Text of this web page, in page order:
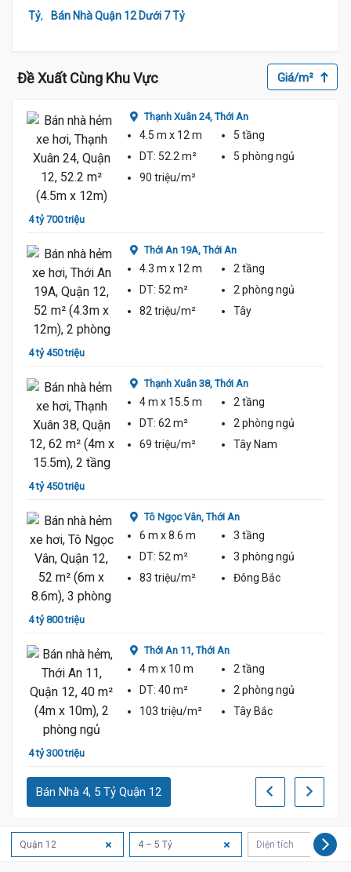
4.7 Tỷ
Tỷ, Bán Nhà Quận 12 Dưới 7 Tỷ
Đề Xuất Cùng Khu Vực Giá/m²
4 tỷ 700 triệu
Thạnh Xuân 24,Thới An
4.5 m x 12 m
5 tầng
DT: 52.2 m² 5 phòng ngủ
90 triệu/m²
4 tỷ 450 triệu
Thới An 19A,Thới An
4.3 m x 12 m
2 tầng
DT: 52 m² 2 phòng ngủ
82 triệu/m²
Tây
4 tỷ 450 triệu
Thạnh Xuân 38,Thới An
4 m x 15.5 m
2 tầng
DT: 62 m² 2 phòng ngủ
69 triệu/m²
Tây Nam
4 tỷ 800 triệu
Tô Ngọc Vân,Thới An
6 m x 8.6 m
3 tầng
DT: 52 m² 3 phòng ngủ
83 triệu/m²
Đông Bắc
4 tỷ 300 triệu
Thới An 11,Thới An
4 m x 10 m
2 tầng
DT: 40 m² 2 phòng ngủ
103 triệu/m²
Tây Bắc
Bán Nhà 4, 5 Tỷ Quận 12
Quận 12 4 – 5 Tỷ Diện tích